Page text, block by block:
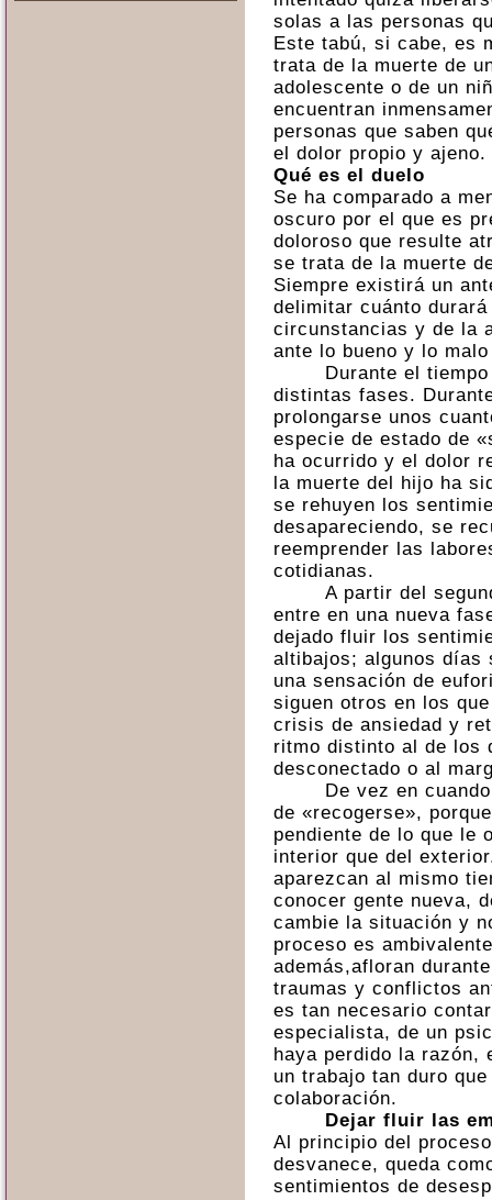
solas a las personas
Este tabú, si cabe, es
trata de la muerte de
adolescente o de un
encuentran
personas que saben
el dolor propio y ajeno.
Qué es el duelo
Se ha comparado a
oscuro por el que es
doloroso que resulte
se trata de la muerte
Siempre existirá un
delimitar cuánto
circunstancias y de la
ante lo bueno y lo
Durante el
distintas fases.
prolongarse unos
especie de estado de
ha ocurrido y el dolor
la muerte del hijo ha
se rehuyen los
desapareciendo, se
reemprender las
cotidianas.
A partir del
entre en una nueva
dejado fluir los
altibajos; algunos días
una sensación de
siguen otros en los
crisis de ansiedad y
ritmo distinto al de los
desconectado o al
De vez en
de «recogerse»,
pendiente de lo que le
interior que del
aparezcan al mismo
conocer gente nueva,
cambie la situación y
proceso es
además,afloran
traumas y conflictos
es tan necesario
especialista, de un
haya perdido la razón,
un trabajo tan duro
colaboración.
Dejar fluir las
Al principio del
desvanece, queda
sentimientos de